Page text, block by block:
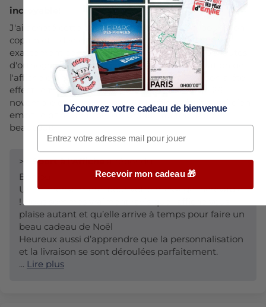
incroyable!
J'ai acheté cette affiche en cadeau de Noël pour mon
copain et l'idée est vraiment originale! L'affiche est
exactement comme celle du site, il n'y a pas de fautes
d'orthographes ou de défauts ainsi que la création de
l'affiche était vraiment facile. De plus, la livraison a été
effectué très rapidement, je l'ai commandé le 26
novembre et je l'ai reçus le 29! L'affiche était aussi bien
emballé dans un tube. Un produit au top! Merci
beaucoup.
>> Sport à l'Affichea répondu :
Bonjour,
Un immense merci pour votre message incroyable
! Nous sommes vraiment ravis que l’affiche vous
plaise autant et qu’elle arrive à temps pour faire un
beau cadeau de Noël
Heureux aussi d’apprendre que la personnalisation
et la livraison se sont déroulées parfaitement.
... Lire plus
Découvrez votre cadeau de bienvenue
Recevoir mon cadeau 🎁